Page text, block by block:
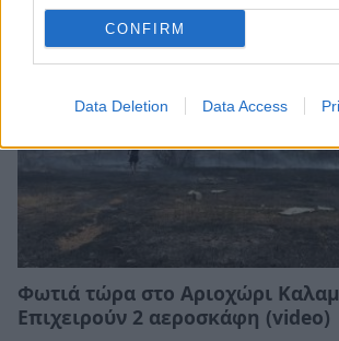
CONFIRM
Data Deletion Data Access
Φωτιά τώρα στο Αριοχώρι
Επιχειρούν 2 αεροσκάφη (video)